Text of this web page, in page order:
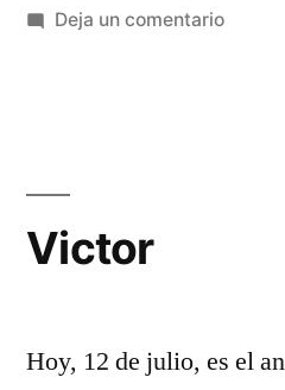
Deja un comentarioen
Victor
Hoy, 12 de julio, es el